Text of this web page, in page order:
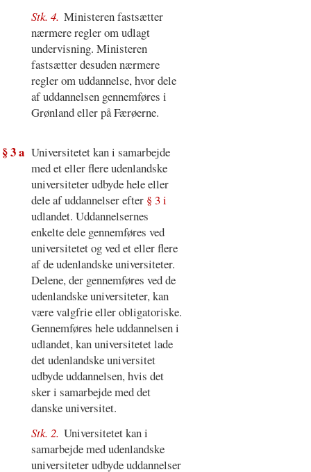
Stk. 4. Ministeren fastsætter
nærmere regler om udlagt
undervisning. Ministeren
fastsætter desuden nærmere
regler om uddannelse, hvor dele
af uddannelsen gennemføres i
Grønland eller på Færøerne.
§ 3 a Universitetet kan i samarbejde
med et eller flere udenlandske
universiteter udbyde hele eller
dele af uddannelser efter § 3 i
udlandet. Uddannelsernes
enkelte dele gennemføres ved
universitetet og ved et eller flere
af de udenlandske universiteter.
Delene, der gennemføres ved de
udenlandske universiteter, kan
være valgfrie eller obligatoriske.
Gennemføres hele uddannelsen i
udlandet, kan universitetet lade
det udenlandske universitet
udbyde uddannelsen, hvis det
sker i samarbejde med det
danske universitet.
Stk. 2. Universitetet kan i
samarbejde med udenlandske
universiteter udbyde uddannelser